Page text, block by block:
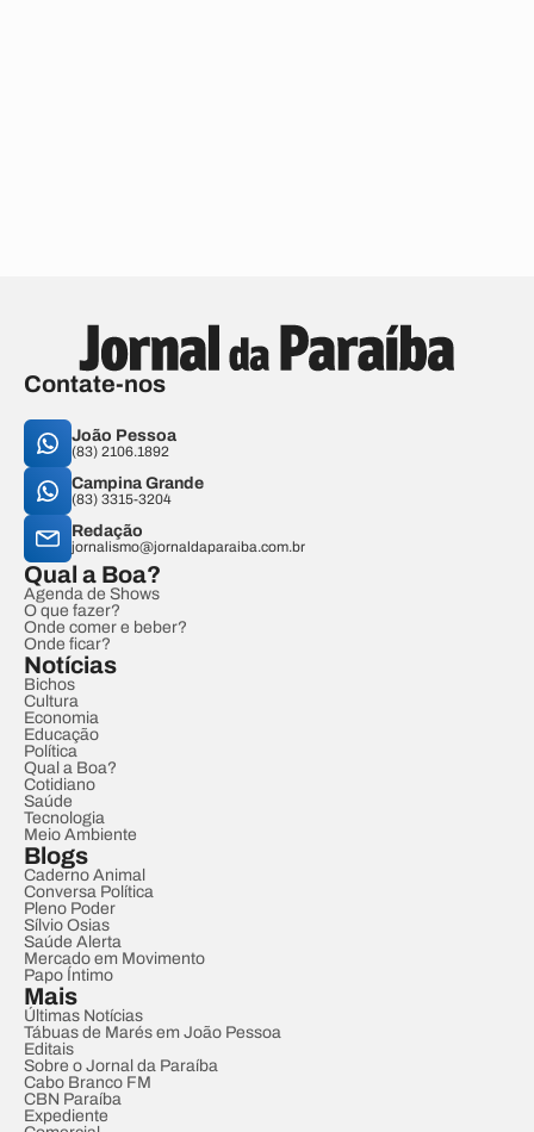
Contate-nos
João Pessoa
(83) 2106.1892
Campina Grande
(83) 3315-3204
Redação
jornalismo@jornaldaparaiba.com.br
Qual a Boa?
Agenda de Shows
O que fazer?
Onde comer e beber?
Onde ficar?
Notícias
Bichos
Cultura
Economia
Educação
Política
Qual a Boa?
Cotidiano
Saúde
Tecnologia
Meio Ambiente
Blogs
Caderno Animal
Conversa Política
Pleno Poder
Sílvio Osias
Saúde Alerta
Mercado em Movimento
Papo Íntimo
Mais
Últimas Notícias
Tábuas de Marés em João Pessoa
Editais
Sobre o Jornal da Paraíba
Cabo Branco FM
CBN Paraíba
Expediente